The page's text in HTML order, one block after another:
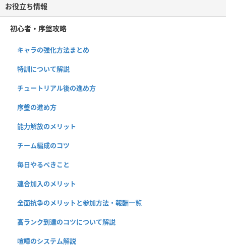
お役立ち情報
初心者・序盤攻略
キャラの強化方法まとめ
特訓について解説
チュートリアル後の進め方
序盤の進め方
能力解放のメリット
チーム編成のコツ
毎日やるべきこと
連合加入のメリット
全面抗争のメリットと参加方法・報酬一覧
高ランク到達のコツについて解説
喧嘩のシステム解説